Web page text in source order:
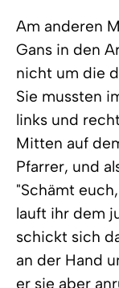
Am anderen
Gans in den
nicht um die
Sie mussten
links und
Mitten auf
Pfarrer, und
"Schämt
lauft ihr dem
schickt sich
an der Hand
er sie aber